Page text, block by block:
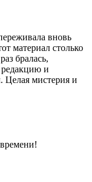
вновь
материал столько
бралась,
редакцию и
мистерия и